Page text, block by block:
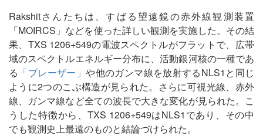
Rakshitさんたちは、すばる望遠鏡の赤外線観測装置
「MOIRCS」などを使った詳しい観測を実施した。その結
果、TXS 1206+549の電波スペクトルがフラットで、広帯
域のスペクトルエネルギー分布に、活動銀河核の一種であ
る 「ブレーザー」や他のガンマ線を放射するNLS1と同じ
ように2つのこぶ構造が見られた。さらに可視光線、赤外
線、ガンマ線など全ての波長で大きな変化が見られた。こ
うした特徴から、TXS 1206+549はNLS1であり、その中
でも観測史上最遠のものと結論づけられた。